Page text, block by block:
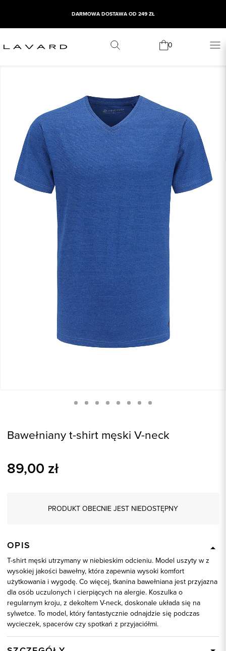
DARMOWA DOSTAWA OD 249 ZŁ
0
Bawełniany t-shirt męski V-neck
89,00 zł
PRODUKT OBECNIE JEST NIEDOSTĘPNY
OPIS
T-shirt męski utrzymany w niebieskim odcieniu. Model uszyty w z
wysokiej jakości bawełny, która zapewnia wysoki komfort
użytkowania i wygodę. Co więcej, tkanina bawełniana jest przyjazna
dla osób uczulonych i cierpiących na alergie. Koszulka o
regularnym kroju, z dekoltem V-neck, doskonale układa się na
sylwetce. To model, który fantastycznie odnajdzie się podczas
wycieczek, spacerów czy spotkań z przyjaciółmi.